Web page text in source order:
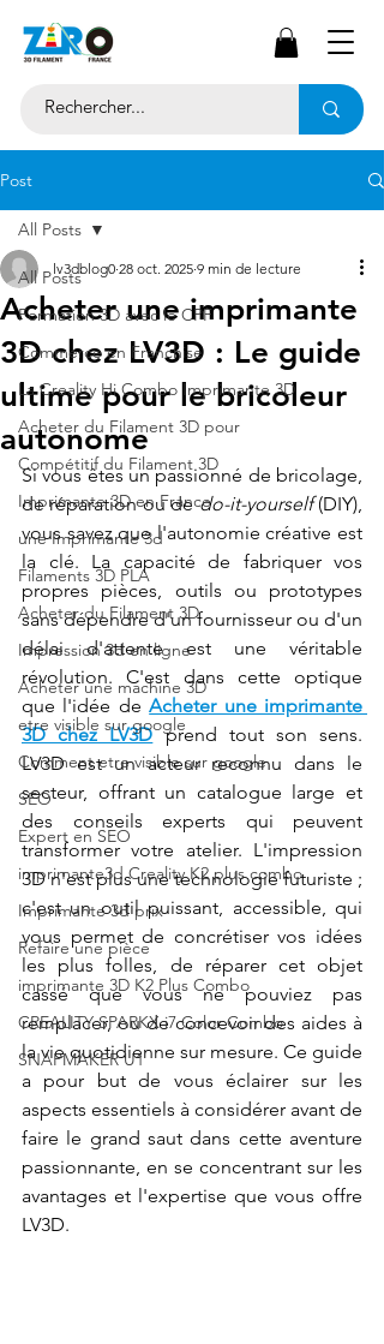
Post
All Posts
Formation 3D avec le CPF
Commerce en Franchise
La Creality Hi Combo Imprimante 3D
Acheter du Filament 3D pour
Compétitif du Filament 3D
Imprimante 3D en France
une Imprimante 3d
Filaments 3D PLA
Acheter du Filament 3D
Impression 3d en ligne
Acheter une machine 3D
etre visible sur google
Comment etre visible sur google
SEO
Expert en SEO
imprimante3d Creality K2 plus combo
Imprimante 3d prix
Refaire une pièce
imprimante 3D K2 Plus Combo
CREALITY SPARKX i7 Color Combo
SNAPMAKER U1
All Posts
Acheter une imprimante
3D chez LV3D : Le guide
ultime pour le bricoleur
autonome
lv3dblog0 28 oct. 2025 9 min de lecture
Si vous êtes un passionné de bricolage,
de réparation ou de do-it-yourself (DIY),
vous savez que l'autonomie créative est
la clé. La capacité de fabriquer vos
propres pièces, outils ou prototypes
sans dépendre d'un fournisseur ou d'un
délai d'attente est une véritable
révolution. C'est dans cette optique
que l'idée de Acheter une imprimante
3D chez LV3D prend tout son sens.
LV3D est un acteur reconnu dans le
secteur, offrant un catalogue large et
des conseils experts qui peuvent
transformer votre atelier. L'impression
3D n'est plus une technologie futuriste ;
c'est un outil puissant, accessible, qui
vous permet de concrétiser vos idées
les plus folles, de réparer cet objet
cassé que vous ne pouviez pas
remplacer, ou de concevoir des aides à
la vie quotidienne sur mesure. Ce guide
a pour but de vous éclairer sur les
aspects essentiels à considérer avant de
faire le grand saut dans cette aventure
passionnante, en se concentrant sur les
avantages et l'expertise que vous offre
LV3D.